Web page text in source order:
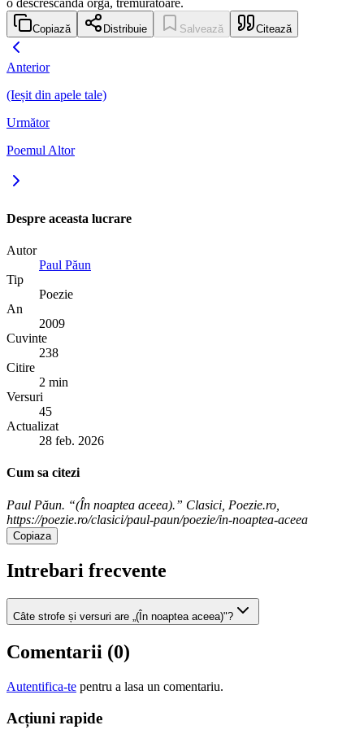
o descrescândă orgă, tremurătoare.
Copiază Distribuie Salvează Citează
Anterior
(Ieșit din apele tale)
Următor
Poemul Altor
Despre aceasta lucrare
Autor
Paul Păun
Tip
Poezie
An
2009
Cuvinte
238
Citire
2 min
Versuri
45
Actualizat
28 feb. 2026
Cum sa citezi
Paul Păun. “(În noaptea aceea).” Clasici, Poezie.ro,
https://poezie.ro/clasici/paul-paun/poezie/in-noaptea-aceea
Copiaza
Intrebari frecvente
Câte strofe și versuri are „(În noaptea aceea)"?
Comentarii (0)
Autentifica-te pentru a lasa un comentariu.
Acțiuni rapide